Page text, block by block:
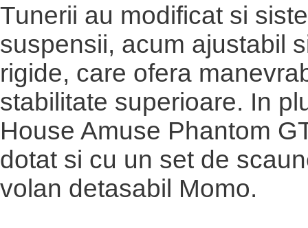
Tunerii au modificat si
suspensii, acum ajustabil
rigide, care ofera
stabilitate superioare. In
House Amuse Phantom
dotat si cu un set de
volan detasabil Momo.